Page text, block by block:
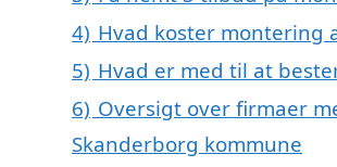
4) Hvad koster montering
5) Hvad er med til at
6) Oversigt over firmaer
Skanderborg kommune